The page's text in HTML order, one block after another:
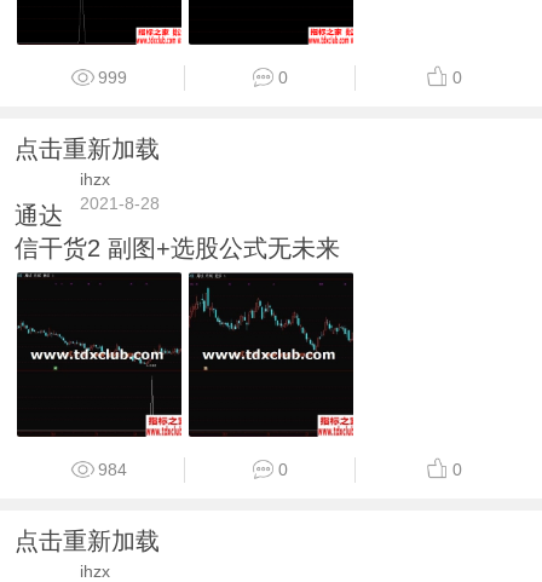
999 0 0
点击重新加载
ihzx
2021-8-28
通达
信干货2 副图+选股公式无未来
984 0 0
点击重新加载
ihzx